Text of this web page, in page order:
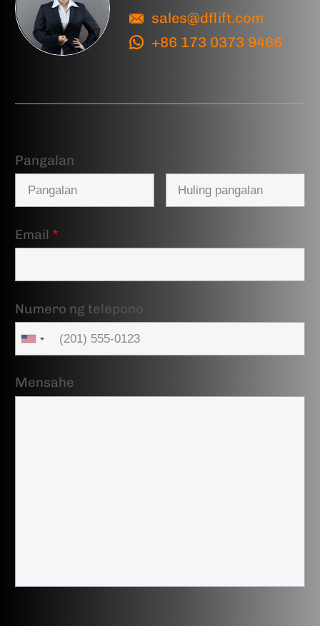
sales@dflift.com
+86 173 0373 9466
Pangalan
Email*
Numero ng telepono
Mensahe